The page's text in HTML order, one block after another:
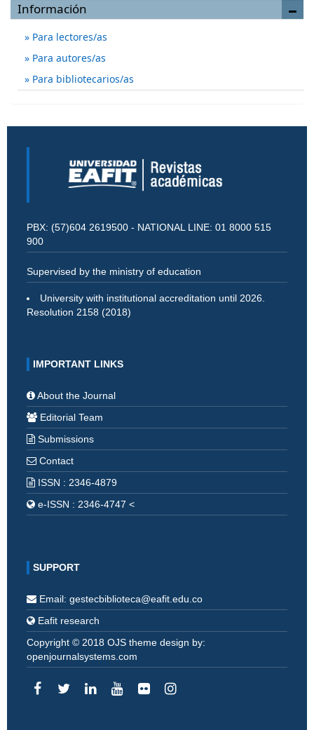
Información
Para lectores/as
Para autores/as
Para bibliotecarios/as
PBX: (57)604 2619500 - NATIONAL LINE: 01 8000 515
900
Supervised by the ministry of education
University with institutional accreditation until 2026.
Resolution 2158 (2018)
IMPORTANT LINKS
About the Journal
Editorial Team
Submissions
Contact
ISSN : 2346-4879
e-ISSN : 2346-4747 <
SUPPORT
Email: gestecbiblioteca@eafit.edu.co
Eafit research
Copyright © 2018 OJS theme design by:
openjournalsystems.com